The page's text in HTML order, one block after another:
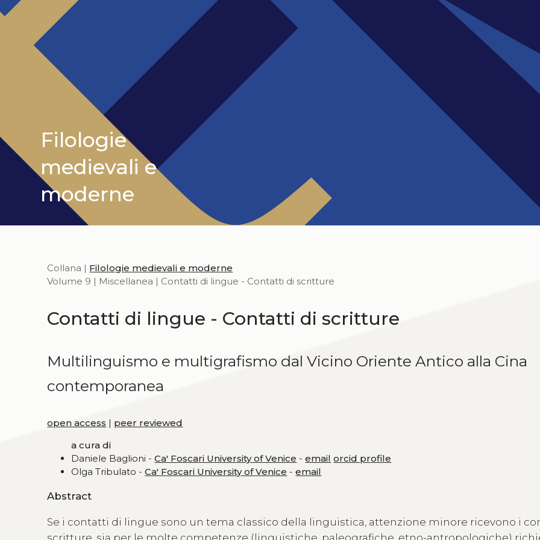
Filologie
medievali e
moderne
Collana | Filologie medievali e moderne
Volume 9 | Miscellanea | Contatti di lingue - Contatti di scritture
Contatti di lingue - Contatti di scritture
Multilinguismo e multigrafismo dal Vicino Oriente Antico alla Cina
contemporanea
open access | peer reviewed
a cura di
Daniele Baglioni -Ca' Foscari University of Venice -email orcid profile
Olga Tribulato -Ca' Foscari University of Venice -email
Abstract
Se i contatti di lingue sono un tema classico della linguistica, attenzione minore ricevono i